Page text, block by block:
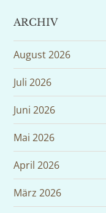
ARCHIV
August 2026
Juli 2026
Juni 2026
Mai 2026
April 2026
März 2026